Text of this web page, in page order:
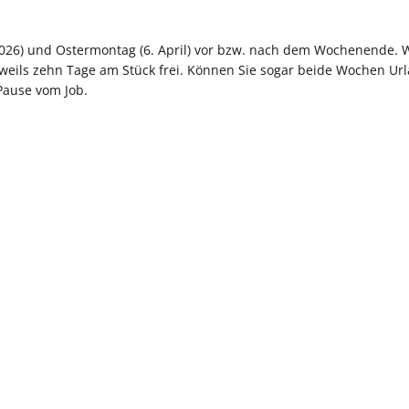
und Ostermontag (6. April) vor bzw. nach dem Wochenende.
zehn Tage am Stück frei. Können Sie sogar beide Wochen
vom Job.